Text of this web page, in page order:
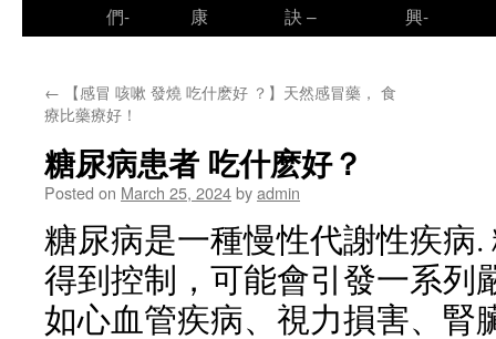
們-
康
訣 –
興-
← 【感冒 咳嗽 發燒 吃什麽好 ？】天然感冒藥， 食
療比藥療好！
糖尿病患者 吃什麽好？
Posted on March 25, 2024byadmin
糖尿病是一種慢性代謝性疾病
得到控制，可能會引發一系列
如心血管疾病、視力損害、腎